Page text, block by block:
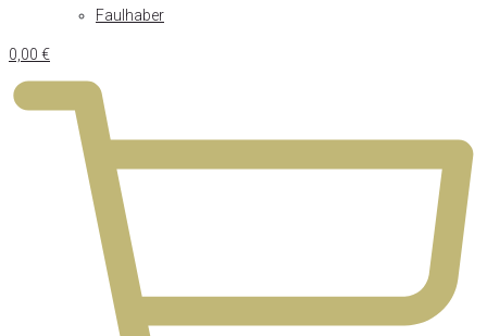
Faulhaber
0,00 €